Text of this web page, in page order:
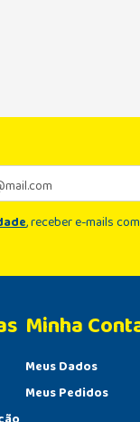
, receber e-mails
Minha
Meus Dados
Meus Pedidos